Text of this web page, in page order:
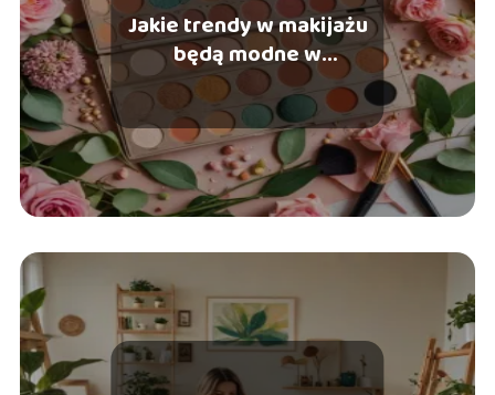
Jakie trendy w makijażu
będą modne w
nadchodzącym sezonie?